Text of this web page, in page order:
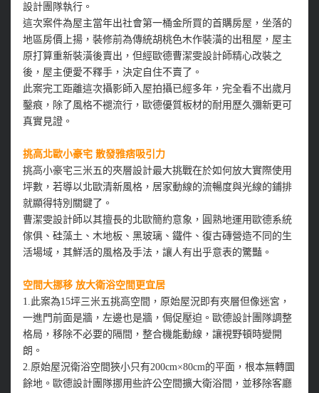
設計團隊執行。
這次案件為屋主當年出社會第一桶金所買的首購房屋，坐落的
地區房價上揚，裝修前為傳統胡桃色木作裝潢的出租屋，屋主
原打算重新裝潢後賣出，但經歐德曹潔雯設計師精心改裝之
後，屋主便愛不釋手，決定自住不賣了。
此案完工距離這次攝影師入屋拍攝已經多年，完全看不出歲月
鑿痕，除了風格不褪流行，歐德優質板材的耐用歷久彌新更可
真實見證。
挑高北歐小豪宅 散發雅痞吸引力
挑高小豪宅三米五的夾層設計最大挑戰在於如何放大實際使用
坪數，若導以北歐清新風格，居家動線的流暢度與光線的鋪排
就顯得特別關鍵了。
曹潔雯設計師以其擅長的北歐簡約意象，圓熟地運用歐德系統
傢俱、硅藻土、木地板、黑玻璃、鐵件、復古磚營造不同的生
活場域，其鮮活的風格及手法，讓人有出乎意表的驚豔。
空間大挪移 放大衛浴空間更宜居
1.此案為15坪三米五挑高空間，原始屋況即有夾層但像迷宮，
一進門前面是牆，左邊也是牆，侷促壓迫。歐德設計團隊調整
格局，移除不必要的隔間，整合機能動線，讓視野頓時變開
朗。
2.原始屋況衛浴空間狹小只有200cm×80cm的平面，根本無轉圜
餘地。歐德設計團隊挪用些許公空間擴大衛浴間，並移除客廳